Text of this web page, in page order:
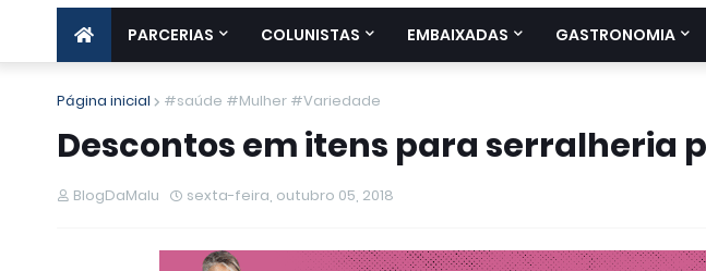
PARCERIAS COLUNISTAS EMBAIXADAS GASTRONOMIA
Página inicial #saúde #Mulher #Variedade
Descontos em itens para serralheria
BlogDaMalu sexta-feira, outubro 05, 2018